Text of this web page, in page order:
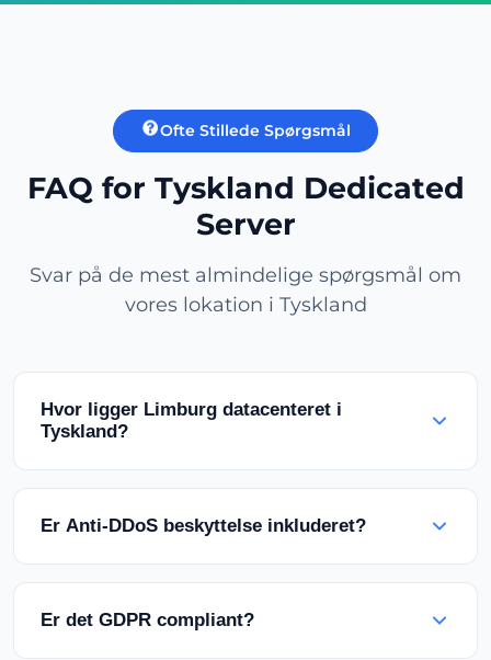
Ofte Stillede Spørgsmål
FAQ for Tyskland Dedicated
Server
Svar på de mest almindelige spørgsmål om
vores lokation i Tyskland
Hvor ligger Limburg datacenteret i
Tyskland?
lokation i Tyskland. Det tilbyder direkte
forbindelser til Frankfurt Internet Exchange
Er Anti-DDoS beskyttelse inkluderet?
beskyttelse aktivt som standard. Ingen
Er det GDPR compliant?